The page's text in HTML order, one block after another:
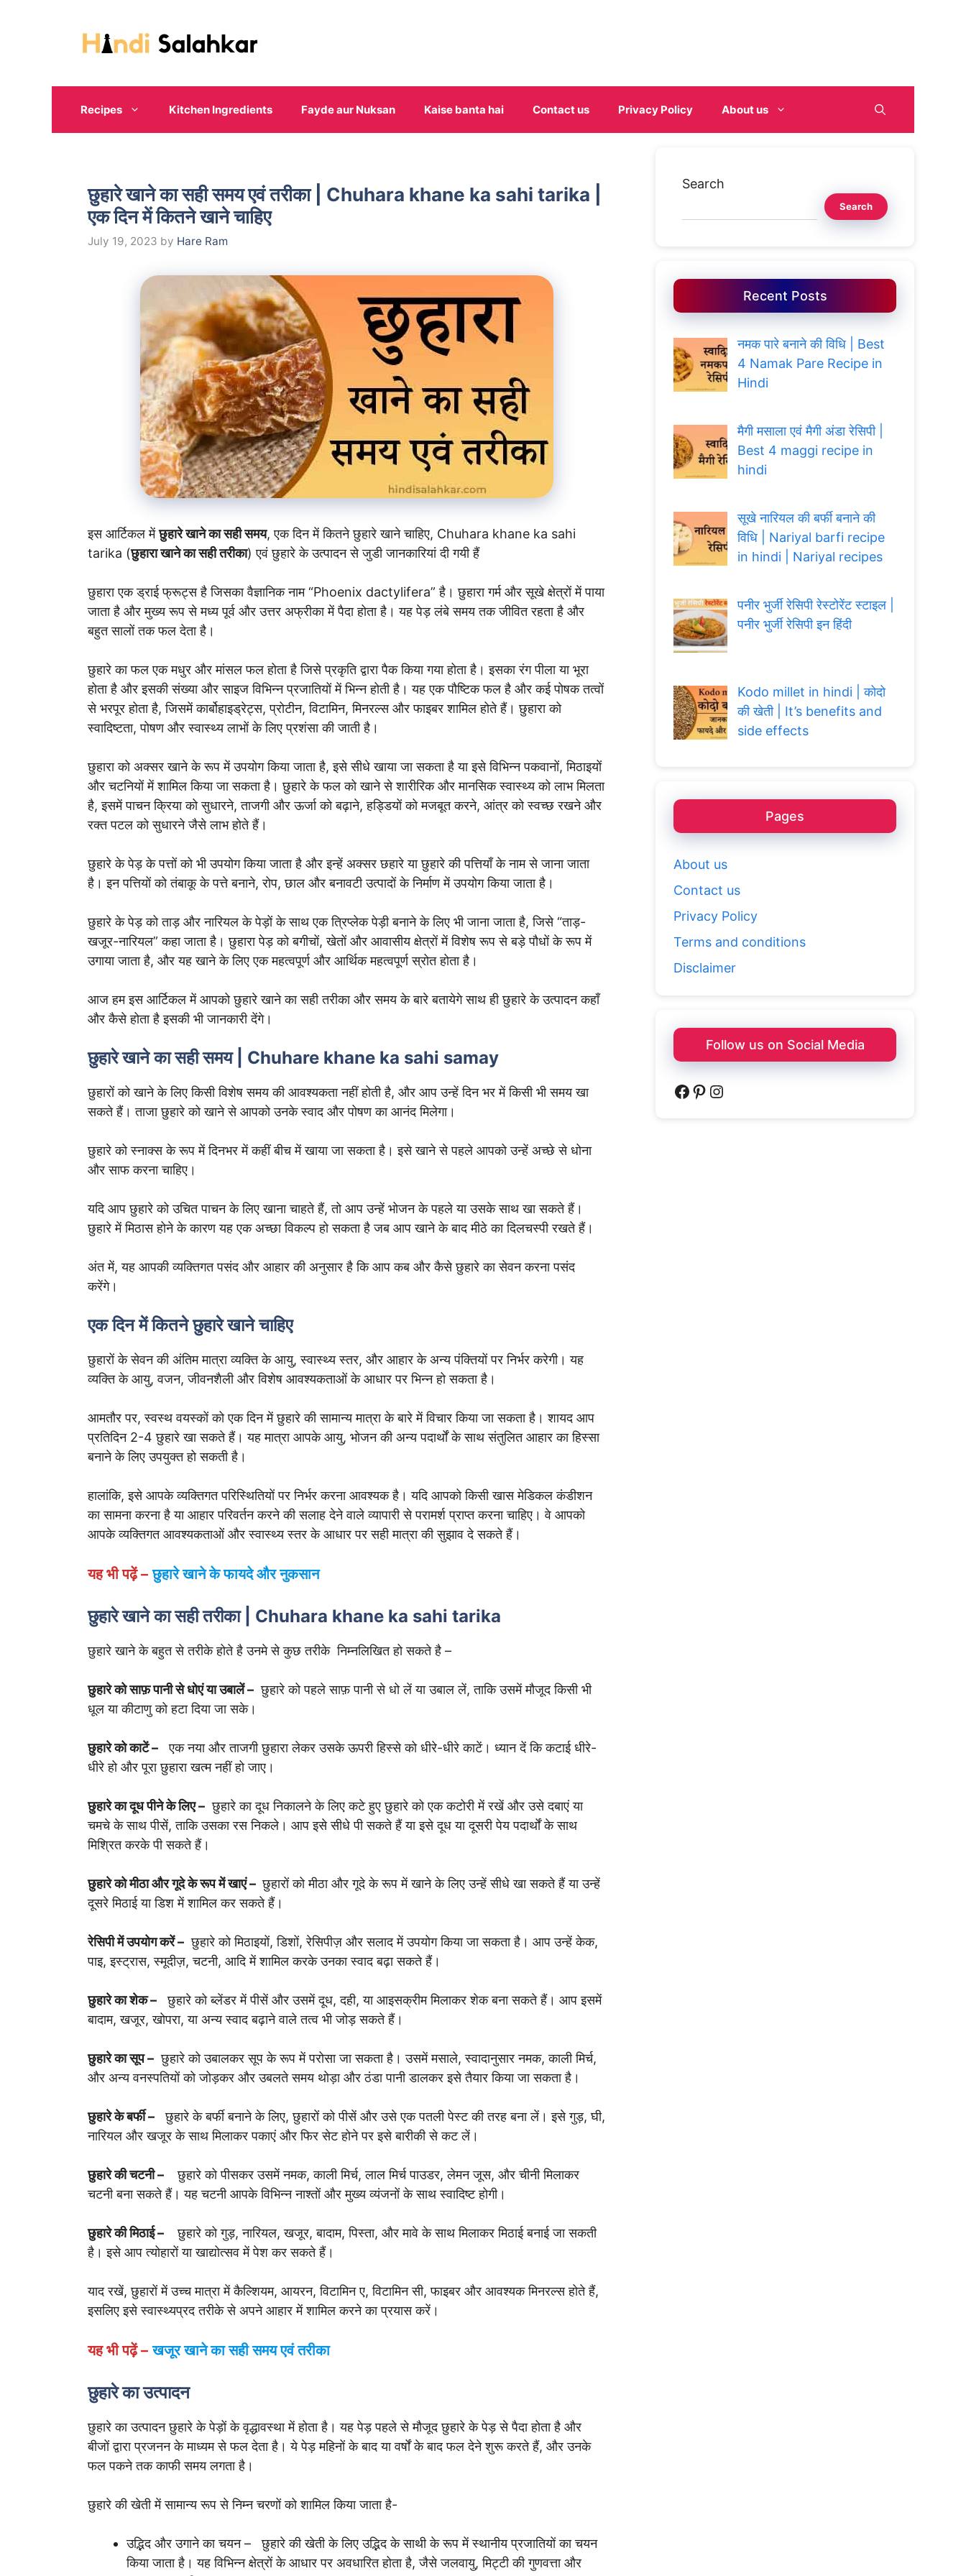
Recipes Kitchen Ingredients Fayde aur Nuksan Kaise banta hai Contact us Privacy Policy About us
छुहारे खाने का सही समय एवं तरीका | Chuhara khane ka sahi tarika |
एक दिन में कितने खाने चाहिए
July 19, 2023 by Hare Ram
इस आर्टिकल मेंछुहारे खाने का सही समय, एक दिन में कितने छुहारे खाने चाहिए, Chuhara khane ka sahi
tarika (छुहारा खाने का सही तरीका) एवं छुहारे के उत्पादन से जुडी जानकारियां दी गयी हैं
छुहारा एक ड्राई फ्रूट्स है जिसका वैज्ञानिक नाम “Phoenix dactylifera” है। छुहारा गर्म और सूखे क्षेत्रों में पाया
जाता है और मुख्य रूप से मध्य पूर्व और उत्तर अफ्रीका में पैदा होता है। यह पेड़ लंबे समय तक जीवित रहता है और
बहुत सालों तक फल देता है।
छुहारे का फल एक मधुर और मांसल फल होता है जिसे प्रकृति द्वारा पैक किया गया होता है। इसका रंग पीला या भूरा
होता है और इसकी संख्या और साइज विभिन्न प्रजातियों में भिन्न होती है। यह एक पौष्टिक फल है और कई पोषक तत्वों
से भरपूर होता है, जिसमें कार्बोहाइड्रेट्स, प्रोटीन, विटामिन, मिनरल्स और फाइबर शामिल होते हैं। छुहारा को
स्वादिष्टता, पोषण और स्वास्थ्य लाभों के लिए प्रशंसा की जाती है।
छुहारा को अक्सर खाने के रूप में उपयोग किया जाता है, इसे सीधे खाया जा सकता है या इसे विभिन्न पकवानों, मिठाइयों
और चटनियों में शामिल किया जा सकता है। छुहारे के फल को खाने से शारीरिक और मानसिक स्वास्थ्य को लाभ मिलता
है, इसमें पाचन क्रिया को सुधारने, ताजगी और ऊर्जा को बढ़ाने, हड्डियों को मजबूत करने, आंत्र को स्वच्छ रखने और
रक्त पटल को सुधारने जैसे लाभ होते हैं।
छुहारे के पेड़ के पत्तों को भी उपयोग किया जाता है और इन्हें अक्सर छहारे या छुहारे की पत्तियाँ के नाम से जाना जाता
है। इन पत्तियों को तंबाकू के पत्ते बनाने, रोप, छाल और बनावटी उत्पादों के निर्माण में उपयोग किया जाता है।
छुहारे के पेड़ को ताड़ और नारियल के पेड़ों के साथ एक त्रिप्लेक पेड़ी बनाने के लिए भी जाना जाता है, जिसे “ताड़-
खजूर-नारियल” कहा जाता है। छुहारा पेड़ को बगीचों, खेतों और आवासीय क्षेत्रों में विशेष रूप से बड़े पौधों के रूप में
उगाया जाता है, और यह खाने के लिए एक महत्वपूर्ण और आर्थिक महत्वपूर्ण स्रोत होता है।
आज हम इस आर्टिकल में आपको छुहारे खाने का सही तरीका और समय के बारे बतायेगे साथ ही छुहारे के उत्पादन कहाँ
और कैसे होता है इसकी भी जानकारी देंगे।
छुहारे खाने का सही समय | Chuhare khane ka sahi samay
छुहारों को खाने के लिए किसी विशेष समय की आवश्यकता नहीं होती है, और आप उन्हें दिन भर में किसी भी समय खा
सकते हैं। ताजा छुहारे को खाने से आपको उनके स्वाद और पोषण का आनंद मिलेगा।
छुहारे को स्नाक्स के रूप में दिनभर में कहीं बीच में खाया जा सकता है। इसे खाने से पहले आपको उन्हें अच्छे से धोना
और साफ करना चाहिए।
यदि आप छुहारे को उचित पाचन के लिए खाना चाहते हैं, तो आप उन्हें भोजन के पहले या उसके साथ खा सकते हैं।
छुहारे में मिठास होने के कारण यह एक अच्छा विकल्प हो सकता है जब आप खाने के बाद मीठे का दिलचस्पी रखते हैं।
अंत में, यह आपकी व्यक्तिगत पसंद और आहार की अनुसार है कि आप कब और कैसे छुहारे का सेवन करना पसंद
करेंगे।
एक दिन में कितने छुहारे खाने चाहिए
छुहारों के सेवन की अंतिम मात्रा व्यक्ति के आयु, स्वास्थ्य स्तर, और आहार के अन्य पंक्तियों पर निर्भर करेगी। यह
व्यक्ति के आयु, वजन, जीवनशैली और विशेष आवश्यकताओं के आधार पर भिन्न हो सकता है।
आमतौर पर, स्वस्थ वयस्कों को एक दिन में छुहारे की सामान्य मात्रा के बारे में विचार किया जा सकता है। शायद आप
प्रतिदिन 2-4 छुहारे खा सकते हैं। यह मात्रा आपके आयु, भोजन की अन्य पदार्थों के साथ संतुलित आहार का हिस्सा
बनाने के लिए उपयुक्त हो सकती है।
हालांकि, इसे आपके व्यक्तिगत परिस्थितियों पर निर्भर करना आवश्यक है। यदि आपको किसी खास मेडिकल कंडीशन
का सामना करना है या आहार परिवर्तन करने की सलाह देने वाले व्यापारी से परामर्श प्राप्त करना चाहिए। वे आपको
आपके व्यक्तिगत आवश्यकताओं और स्वास्थ्य स्तर के आधार पर सही मात्रा की सुझाव दे सकते हैं।
यह भी पढ़ें – छुहारे खाने के फायदे और नुकसान
छुहारे खाने का सही तरीका | Chuhara khane ka sahi tarika
छुहारे खाने के बहुत से तरीके होते है उनमे से कुछ तरीके निम्नलिखित हो सकते है –
छुहारे को साफ़ पानी से धोएं या उबालें – छुहारे को पहले साफ़ पानी से धो लें या उबाल लें, ताकि उसमें मौजूद किसी भी
धूल या कीटाणु को हटा दिया जा सके।
छुहारे को काटें – एक नया और ताजगी छुहारा लेकर उसके ऊपरी हिस्से को धीरे-धीरे काटें। ध्यान दें कि कटाई धीरे-
धीरे हो और पूरा छुहारा खत्म नहीं हो जाए।
छुहारे का दूध पीने के लिए – छुहारे का दूध निकालने के लिए कटे हुए छुहारे को एक कटोरी में रखें और उसे दबाएं या
चमचे के साथ पीसें, ताकि उसका रस निकले। आप इसे सीधे पी सकते हैं या इसे दूध या दूसरी पेय पदार्थों के साथ
मिश्रित करके पी सकते हैं।
छुहारे को मीठा और गूदे के रूप में खाएं – छुहारों को मीठा और गूदे के रूप में खाने के लिए उन्हें सीधे खा सकते हैं या उन्हें
दूसरे मिठाई या डिश में शामिल कर सकते हैं।
रेसिपी में उपयोग करें – छुहारे को मिठाइयों, डिशों, रेसिपीज़ और सलाद में उपयोग किया जा सकता है। आप उन्हें केक,
पाइ, इस्ट्रास, स्मूदीज़, चटनी, आदि में शामिल करके उनका स्वाद बढ़ा सकते हैं।
छुहारे का शेक – छुहारे को ब्लेंडर में पीसें और उसमें दूध, दही, या आइसक्रीम मिलाकर शेक बना सकते हैं। आप इसमें
बादाम, खजूर, खोपरा, या अन्य स्वाद बढ़ाने वाले तत्व भी जोड़ सकते हैं।
छुहारे का सूप – छुहारे को उबालकर सूप के रूप में परोसा जा सकता है। उसमें मसाले, स्वादानुसार नमक, काली मिर्च,
और अन्य वनस्पतियों को जोड़कर और उबलते समय थोड़ा और ठंडा पानी डालकर इसे तैयार किया जा सकता है।
छुहारे के बर्फी – छुहारे के बर्फी बनाने के लिए, छुहारों को पीसें और उसे एक पतली पेस्ट की तरह बना लें। इसे गुड़, घी,
नारियल और खजूर के साथ मिलाकर पकाएं और फिर सेट होने पर इसे बारीकी से कट लें।
छुहारे की चटनी –
छुहारे को पीसकर उसमें नमक, काली मिर्च, लाल मिर्च पाउडर, लेमन जूस, और चीनी मिलाकर
चटनी बना सकते हैं। यह चटनी आपके विभिन्न नाश्तों और मुख्य व्यंजनों के साथ स्वादिष्ट होगी।
छुहारे की मिठाई –
छुहारे को गुड़, नारियल, खजूर, बादाम, पिस्ता, और मावे के साथ मिलाकर मिठाई बनाई जा सकती
है। इसे आप त्योहारों या खाद्योत्सव में पेश कर सकते हैं।
याद रखें, छुहारों में उच्च मात्रा में कैल्शियम, आयरन, विटामिन ए, विटामिन सी, फाइबर और आवश्यक मिनरल्स होते हैं,
इसलिए इसे स्वास्थ्यप्रद तरीके से अपने आहार में शामिल करने का प्रयास करें।
यह भी पढ़ें – खजूर खाने का सही समय एवं तरीका
छुहारे का उत्पादन
छुहारे का उत्पादन छुहारे के पेड़ों के वृद्धावस्था में होता है। यह पेड़ पहले से मौजूद छुहारे के पेड़ से पैदा होता है और
बीजों द्वारा प्रजनन के माध्यम से फल देता है। ये पेड़ महिनों के बाद या वर्षों के बाद फल देने शुरू करते हैं, और उनके
फल पकने तक काफी समय लगता है।
छुहारे की खेती में सामान्य रूप से निम्न चरणों को शामिल किया जाता है-
उद्भिद और उगाने का चयन – छुहारे की खेती के लिए उद्भिद के साथी के रूप में स्थानीय प्रजातियों का चयन
किया जाता है। यह विभिन्न क्षेत्रों के आधार पर अवधारित होता है, जैसे जलवायु, मिट्टी की गुणवत्ता और
Search
Search
Recent Posts
नमक पारे बनाने की विधि | Best
4 Namak Pare Recipe in
Hindi
मैगी मसाला एवं मैगी अंडा रेसिपी |
Best 4 maggi recipe in
hindi
सूखे नारियल की बर्फी बनाने की
विधि | Nariyal barfi recipe
in hindi | Nariyal recipes
पनीर भुर्जी रेसिपी रेस्टोरेंट स्टाइल |
पनीर भुर्जी रेसिपी इन हिंदी
Kodo millet in hindi | कोदो
की खेती | It’s benefits and
side effects
Pages
About us
Contact us
Privacy Policy
Terms and conditions
Disclaimer
Follow us on Social Media
Facebook
Pinterest
Instagram